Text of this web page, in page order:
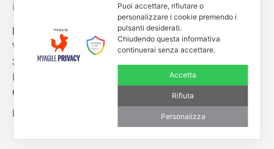
Legal Notes, Privacy, Cookies
ENESSERE S.r.l.
Via dell’Impresa, 9
36040 Brendola (VI) – Italy
P.iva/VAT n.: IT04112250248
Codice Univoco SDI n: A4707H7
Follow us
Puoi accettare, rifiutare o
personalizzare i cookie premendo i
pulsanti desiderati.
Chiudendo questa informativa
continuerai senza accettare.
Accetta
Rifiuta
Personalizza